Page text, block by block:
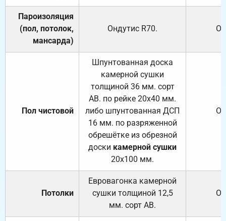
Пароизоляция
(пол, потолок,
мансарда)
Ондутис R70.
Пол чистовой
Шпунтованная доска
камерной сушки
толщиной 36 мм. сорт
АВ. по рейке 20х40 мм.
либо шпунтованная ДСП
16 мм. по разряженной
обрешётке из обрезной
доски камерной сушки
20х100 мм.
Потолки
Евровагонка камерной
сушки толщиной 12,5
мм. сорт АВ.